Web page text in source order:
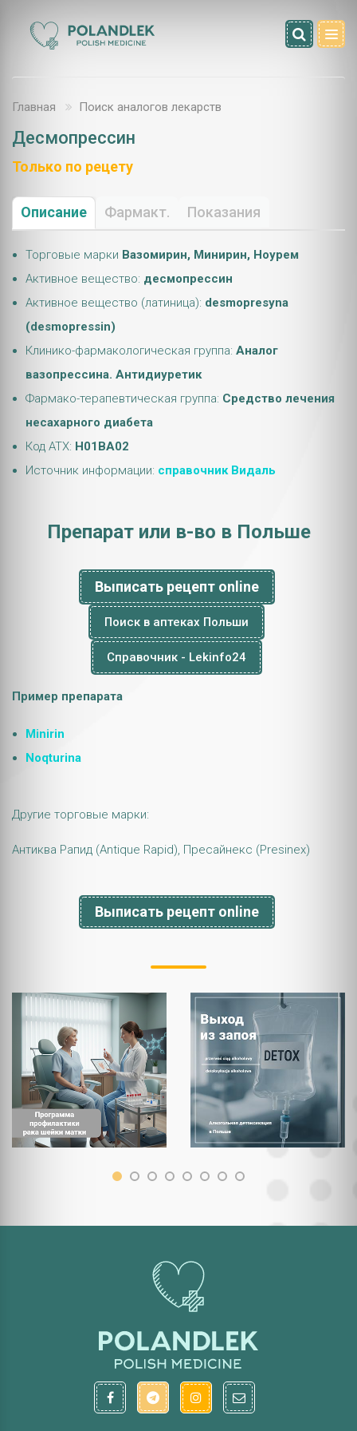
Главная Поиск аналогов лекарств
Десмопрессин
Только по рецету
Описание Фармакт. Показания
Торговые марки Вазомирин, Минирин, Ноурем
Активное вещество: десмопрессин
Активное вещество (латиница): desmopresyna
(desmopressin)
Клинико-фармакологическая группа: Аналог
вазопрессина. Антидиуретик
Фармако-терапевтическая группа: Средство лечения
несахарного диабета
Код АТХ: H01BA02
Источник информации: справочник Видаль
Препарат или в-во в Польше
Выписать рецепт online
Поиск в аптеках Польши
Справочник - Lekinfo24
Пример препарата
Minirin
Noqturina
Другие торговые марки:
Антиква Рапид (Antique Rapid), Пресайнекс (Presinex)
Выписать рецепт online